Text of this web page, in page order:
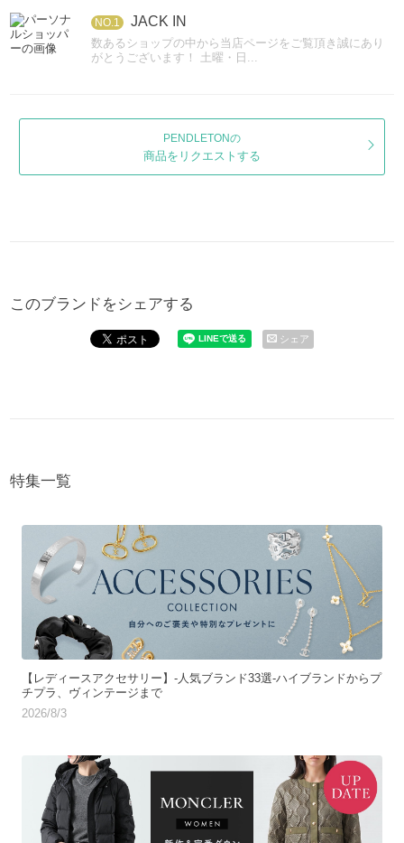
NO.1 JACK IN
数あるショップの中から当店ページをご覧頂き誠にあり
がとうございます！ 土曜・日...
PENDLETONの
商品をリクエストする
このブランドをシェアする
シェア
特集一覧
【レディースアクセサリー】-人気ブランド33選-ハイブランドからプ
チプラ、ヴィンテージまで
2026/8/3